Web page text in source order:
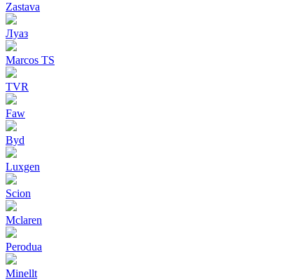
Zastava
Луаз
Marcos TS
TVR
Faw
Byd
Luxgen
Scion
Mclaren
Perodua
Minellt